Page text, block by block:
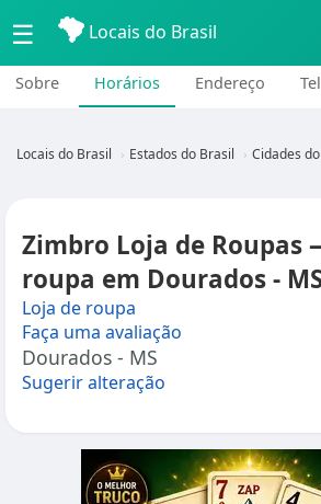
☰ Locais do Brasil
Sobre Horários Endereço
Locais do Brasil Estados do Brasil Cidades
Zimbro Loja de Roupas
roupa em Dourados -
Loja de roupa
Faça uma avaliação
Dourados - MS
Sugerir alteração